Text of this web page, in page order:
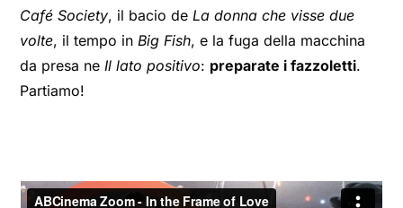
Café Society, il bacio deLa donna che visse due
volte, il tempo inBig Fish, e la fuga della macchina
da presa neIl lato positivo: preparate i fazzoletti.
Partiamo!